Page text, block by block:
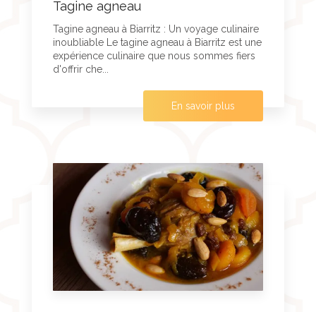
Tagine agneau
Tagine agneau à Biarritz : Un voyage culinaire
inoubliable Le tagine agneau à Biarritz est une
expérience culinaire que nous sommes fiers
d'offrir che...
En savoir plus